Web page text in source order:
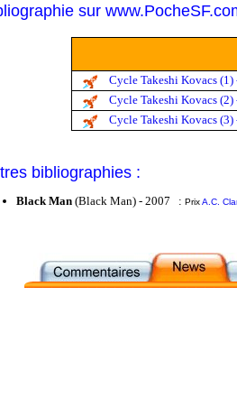
sur
Cycle Takeshi Kovacs
Cycle Takeshi Kovacs (2)
Cycle Takeshi Kovacs (3)
bibliographies :
Black Man (Black Man) - 2007 : PrixA.C.